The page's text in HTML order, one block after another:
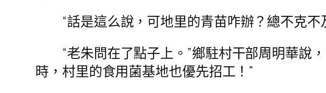
“話是這么說，可地里的青苗咋辦？總不克
“老朱問在了點子上。”鄉駐村干部周明華說
時，村里的食用菌基地也優先招工！”